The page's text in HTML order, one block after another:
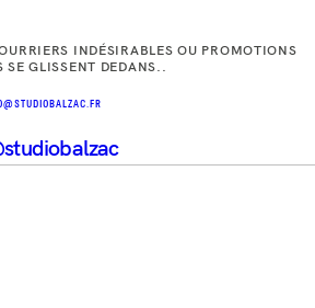
INDÉSIRABLES OU PROMOTIONS
SE GLISSENT DEDANS..